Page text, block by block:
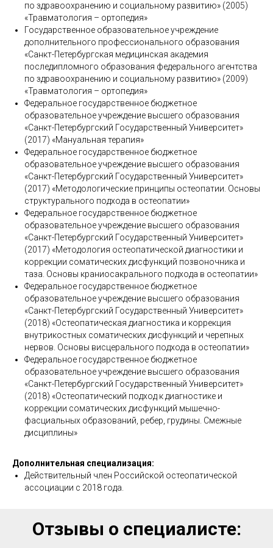
по здравоохранению и социальному развитию» (2005)
«Травматология – ортопедия»
Государственное образовательное учреждение
дополнительного профессионального образования
«Санкт-Петербургская медицинская академия
последипломного образования федерального агентства
по здравоохранению и социальному развитию» (2009)
«Травматология – ортопедия»
Федеральное государственное бюджетное
образовательное учреждение высшего образования
«Санкт-Петербургский Государственный Университет»
(2017) «Мануальная терапия»
Федеральное государственное бюджетное
образовательное учреждение высшего образования
«Санкт-Петербургский Государственный Университет»
(2017) «Методологические принципы остеопатии. Основы
структурального подхода в остеопатии»
Федеральное государственное бюджетное
образовательное учреждение высшего образования
«Санкт-Петербургский Государственный Университет»
(2017) «Методология остеопатической диагностики и
коррекции соматических дисфункций позвоночника и
таза. Основы краниосакрального подхода в остеопатии»
Федеральное государственное бюджетное
образовательное учреждение высшего образования
«Санкт-Петербургский Государственный Университет»
(2018) «Остеопатическая диагностика и коррекция
внутрикостных соматических дисфункций и черепных
нервов. Основы висцерального подхода в остеопатии»
Федеральное государственное бюджетное
образовательное учреждение высшего образования
«Санкт-Петербургский Государственный Университет»
(2018) «Остеопатический подход к диагностике и
коррекции соматических дисфункций мышечно-
фасциальных образований, ребер, грудины. Смежные
дисциплины»
Дополнительная специализация:
Действительный член Российской остеопатической
ассоциации с 2018 года.
Отзывы о специалисте: